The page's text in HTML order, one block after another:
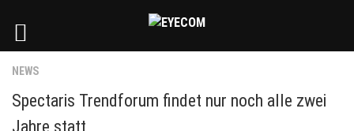
NEWS
Spectaris Trendforum findet nur noch alle zwei
Jahre statt